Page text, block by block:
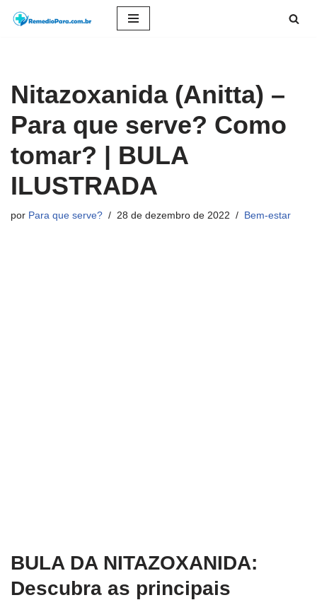
conteúdo
Nitazoxanida (Anitta) –
Para que serve? Como
tomar? | BULA
ILUSTRADA
por Para que serve? 28 de dezembro de 2022 Bem-estar
BULA DA NITAZOXANIDA:
Descubra as principais